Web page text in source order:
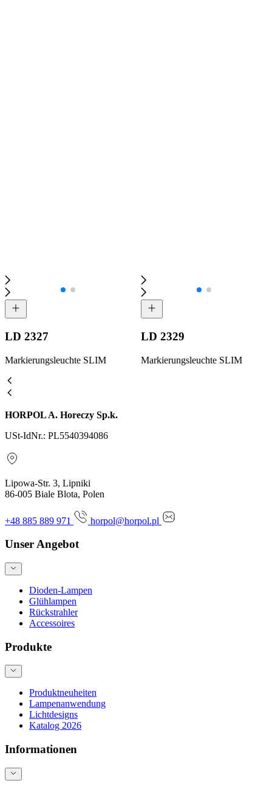
LD 2327
Markierungsleuchte SLIM
LD 2329
Markierungsleuchte SLIM
HORPOL A. Horeczy Sp.k.
USt-IdNr.: PL5540394086
Lipowa-Str. 3, Lipniki
86-005 Biale Blota, Polen
+48 885 889 971 horpol@horpol.pl
Unser Angebot
Dioden-Lampen
Glühlampen
Rückstrahler
Accessoires
Produkte
Produktneuheiten
Lampenanwendung
Lichtdesigns
Katalog 2026
Informationen